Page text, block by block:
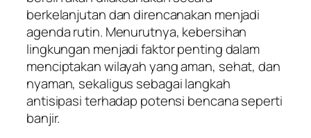
berkelanjutan dan direncanakan menjadi
agenda rutin. Menurutnya, kebersihan
lingkungan menjadi faktor penting dalam
menciptakan wilayah yang aman, sehat, dan
nyaman, sekaligus sebagai langkah
antisipasi terhadap potensi bencana seperti
banjir.